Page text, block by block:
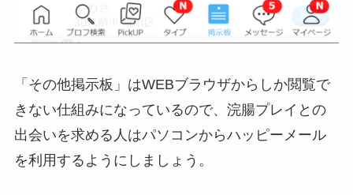
「その他掲示板」はWEBブラウザからしか閲覧で
きない仕組みになっているので、浣腸プレイとの
出会いを求める人はパソコンからハッピーメール
を利用するようにしましょう。